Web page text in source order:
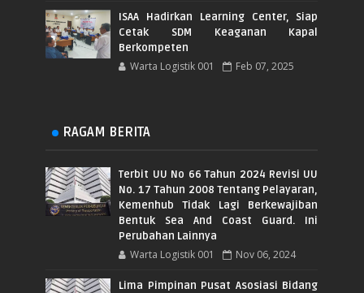
ISAA Hadirkan Learning Center, Siap
Cetak SDM Keaganan Kapal
Berkompeten
Warta Logistik 001 Feb 07, 2025
RAGAM BERITA
Terbit UU No 66 Tahun 2024 Revisi UU
No. 17 Tahun 2008 Tentang Pelayaran,
Kemenhub Tidak Lagi Berkewajiban
Bentuk Sea And Coast Guard. Ini
Perubahan Lainnya
Warta Logistik 001 Nov 06, 2024
Lima Pimpinan Pusat Asosiasi Bidang